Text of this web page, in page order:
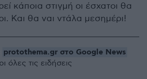
κάποια στιγμή οι έσχατοι θα
Και θα ναι ντάλα μεσημέρι!
protothema.gr στο Google News
όλες τις ειδήσεις